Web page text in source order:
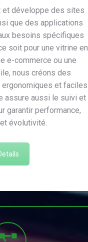
et développe des sites
que des applications
besoins spécifiques
soit pour une vitrine en
e-commerce ou une
nous créons des
et faciles
assure aussi le suivi et
garantir performance,
évolutivité.